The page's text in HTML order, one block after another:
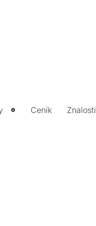
Ceník Znalosti